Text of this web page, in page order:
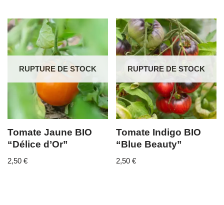
RUPTURE DE STOCK
Tomate Jaune BIO
“Délice d’Or”
2,50 €
RUPTURE DE STOCK
Tomate Indigo BIO
“Blue Beauty”
2,50€